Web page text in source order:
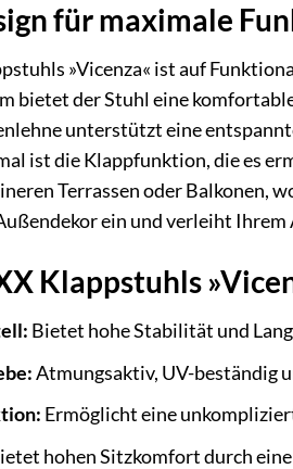
für maximale
»Vicenza« ist auf
bietet der Stuhl eine
unterstützt eine
ist die Klappfunktion, die es
Terrassen oder Balkonen,
ein und verleiht
Klappstuhls
Bietet hohe Stabilität und
Atmungsaktiv, UV-beständig
Ermöglicht eine
hohen Sitzkomfort durch